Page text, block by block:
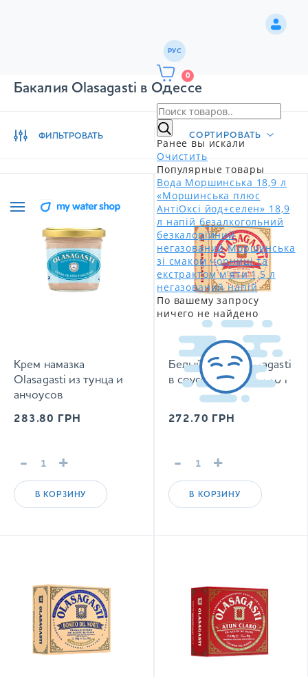
РУС
0
Ранее вы искали
Очистить
Популярные товары
Вода Моршинська 18,9 л
«Моршинська плюс
АнтіОксі йод+селен» 18,9
л напій безалкогольний
безкалорійний
негазований Моршинська
зі смаком чорниці та
екстрактом м'яти 1,5 л
негазований напій
По вашему запросу
ничего не найдено
Бакалия Olasagasti в Одессе
ФИЛЬТРОВАТЬ СОРТИРОВАТЬ
Крем намазка
Olasagasti из тунца и
анчоусов
намазка) 110 г
283.80 ГРН
- +
В КОРЗИНУ
Белый тунец Olasagasti
в соусе эскабече 120 г
272.70 ГРН
- +
В КОРЗИНУ